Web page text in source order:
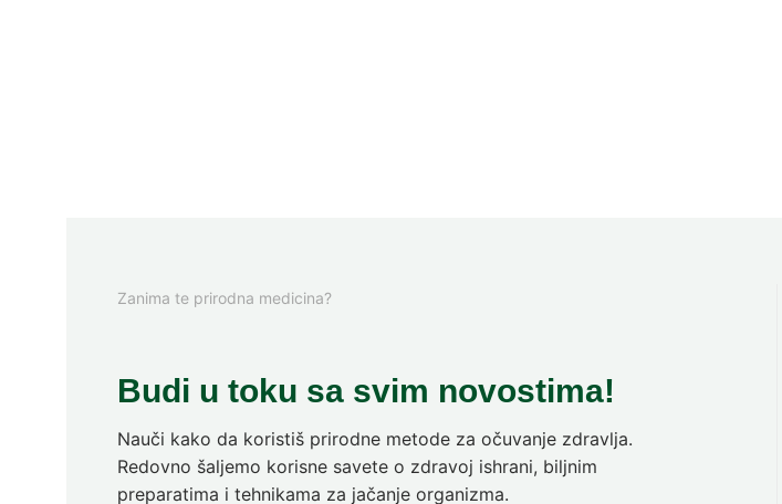
Zanima te prirodna medicina?
Budi u toku sa svim novostima!
Nauči kako da koristiš prirodne metode za očuvanje zdravlja.
Redovno šaljemo korisne savete o zdravoj ishrani, biljnim
preparatima i tehnikama za jačanje organizma.